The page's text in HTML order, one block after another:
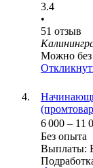
3.4
•
51 отзыв
Можно без
6 000 – 11
Без опыта
Выплаты: